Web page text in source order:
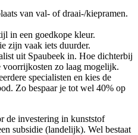
van val- of draai-/kiepramen.
in een goedkope kleur.
zijn vaak iets duurder.
uit Spaubeek in. Hoe dichterbij
voorrijkosten zo laag mogelijk.
specialisten en kies de
Zo bespaar je tot wel 40% op
de investering in kunststof
subsidie (landelijk). Wel bestaat